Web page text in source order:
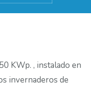
KWp. , instalado en
invernaderos de